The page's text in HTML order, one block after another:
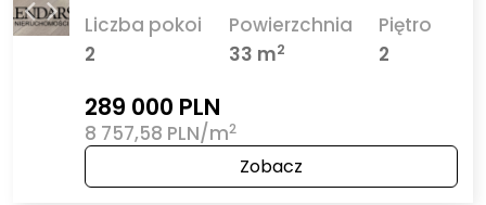
Liczba pokoi
2
Powierzchnia
33 m2
Piętro
2
289 000 PLN
8 757,58 PLN/m2
Zobacz